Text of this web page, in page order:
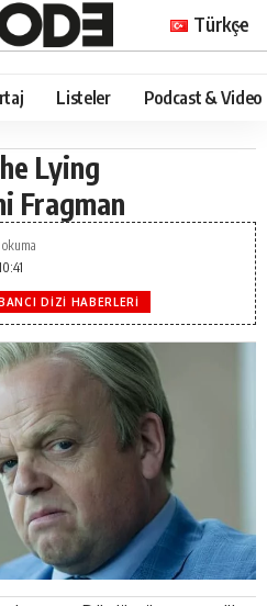
Türkçe
Listeler Podcast & Video
Lying
Fragman
DIZI HABERLERI